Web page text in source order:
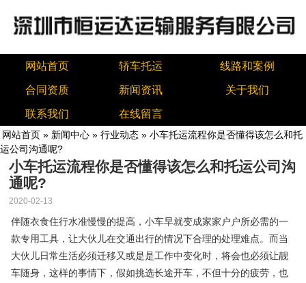
网站首页 轿车托运 线路和案例
合同资质 新闻资讯 关于我们
联系我们 在线留言
网站首页 » 新闻中心 » 行业动态 » 小车托运流程你是否懂得该怎么和托
运公司沟通呢?
小车托运流程你是否懂得该怎么和托运公司沟
通呢?
2020-02-13
伴随衣食住行水准慢慢的提高，小车早就变成家家户户所必需的一
款专用工具，让大伙儿在交通出行的情况下合理的处理难点。而当
大伙儿日常生活必须迁移又或是是工作中变化时，将会也必须让靓
车随身，这样的事情下，假如挑选长途开车，不但十分的疲劳，也